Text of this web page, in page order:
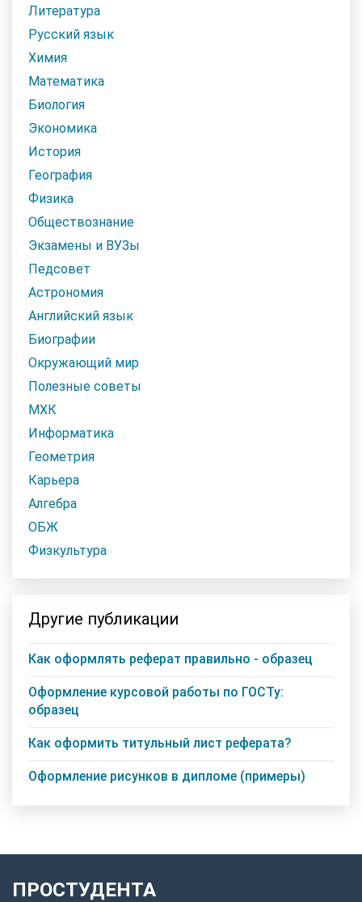
Литература
Русский язык
Химия
Математика
Биология
Экономика
История
География
Физика
Обществознание
Экзамены и ВУЗы
Педсовет
Астрономия
Английский язык
Биографии
Окружающий мир
Полезные советы
МХК
Информатика
Геометрия
Карьера
Алгебра
ОБЖ
Физкультура
Другие публикации
Как оформлять реферат правильно - образец
Оформление курсовой работы по ГОСТу:
образец
Как оформить титульный лист реферата?
Оформление рисунков в дипломе (примеры)
ПРОСТУДЕНТА